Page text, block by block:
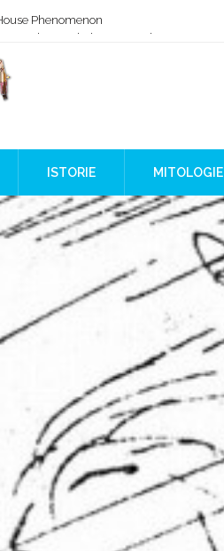
understand History or Culture
Genomes Met Ideas at the Iron Gates
„Bone Network”
Civilization AI Blind SPOT
Mesopotamia
Phenomenon
ISTORIE MITOLOGIE